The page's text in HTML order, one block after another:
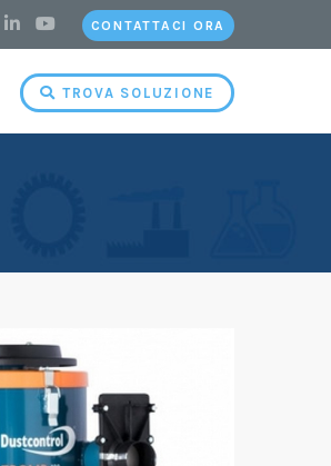
CONTATTACI ORA
TROVA SOLUZIONE